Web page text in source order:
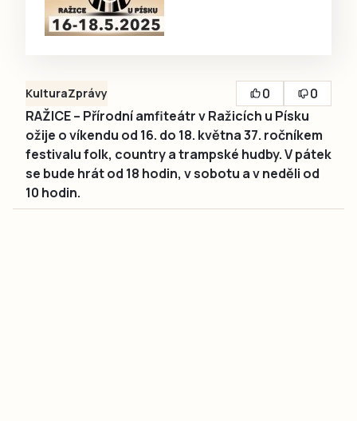
KulturaZprávy 0
0
RAŽICE – Přírodní amfiteátr v Ražicích u Písku
ožije o víkendu od 16. do 18. května 37. ročníkem
festivalu folk, country a trampské hudby. V pátek
se bude hrát od 18 hodin, v sobotu a v neděli od
10 hodin.